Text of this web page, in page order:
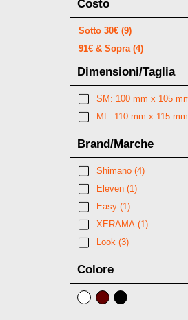
Costo
Sotto 30€ (9)
91€ & Sopra(4)
Brand/Marche
Shimano(4)
Eleven(1)
Easy(1)
XERAMA(1)
Look(3)
Colore
Dimensioni/Taglia